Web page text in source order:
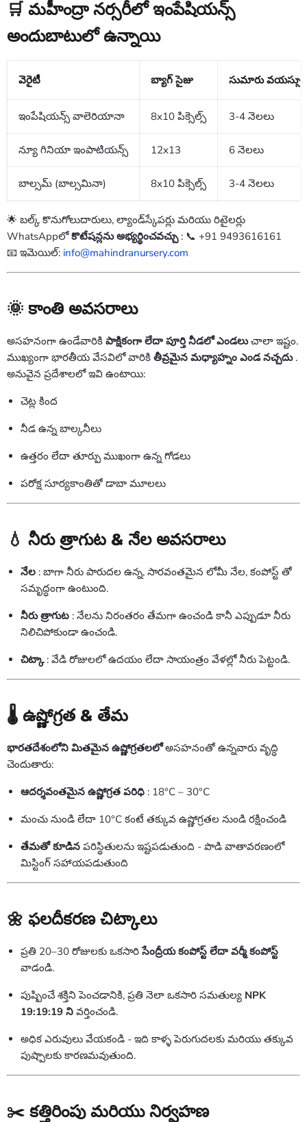
🛒 మహీంద్రా నర్సరీలో ఇంపేషియన్స్
అందుబాటులో ఉన్నాయి
వెరైటీ బ్యాగ్ సైజు సుమారు వయస్సు
ఇంపేషియన్స్ వాలెరియానా 8x10 పిక్సెల్స్ 3-4 నెలలు
న్యూ గినియా ఇంపాటియన్స్ 12x13 6 నెలలు
బాల్సమ్ (బాల్సమినా) 8x10 పిక్సెల్స్ 3-4 నెలలు
🌟 బల్క్ కొనుగోలుదారులు, ల్యాండ్‌స్కేపర్లు మరియు రిటైలర్లు
WhatsAppలోకొటేషన్లను అభ్యర్థించవచ్చు: 📞 +91 9493616161
📧 ఇమెయిల్: info@mahindranursery.com
🌞 కాంతి అవసరాలు
అసహనంగా ఉండేవారికి పాక్షికంగా లేదా పూర్తి నీడలో ఎండలుచాలా ఇష్టం.
ముఖ్యంగా భారతీయ వేసవిలో వారికి తీవ్రమైన మధ్యాహ్నం ఎండ నచ్చదు.
అనువైన ప్రదేశాలలో ఇవి ఉంటాయి:
చెట్ల కింద
నీడ ఉన్న బాల్కనీలు
ఉత్తరం లేదా తూర్పు ముఖంగా ఉన్న గోడలు
పరోక్ష సూర్యకాంతితో డాబా మూలలు
💧 నీరు త్రాగుట & నేల అవసరాలు
నేల : బాగా నీరు పారుదల ఉన్న, సారవంతమైన లోమీ నేల, కంపోస్ట్ తో
సమృద్ధంగా ఉంటుంది.
నీరు త్రాగుట : నేలను నిరంతరం తేమగా ఉంచండి కానీ ఎప్పుడూ నీరు
నిలిచిపోకుండా ఉంచండి.
చిట్కా: వేడి రోజులలో ఉదయం లేదా సాయంత్రం వేళల్లో నీరు పెట్టండి.
🌡️ ఉష్ణోగ్రత & తేమ
భారతదేశంలోని మితమైన ఉష్ణోగ్రతలలోఅసహనంతో ఉన్నవారు వృద్ధి
చెందుతారు:
ఆదర్శవంతమైన ఉష్ణోగ్రత పరిధి : 18°C ​​– 30°C
మంచు నుండి లేదా 10°C కంటే తక్కువ ఉష్ణోగ్రతల నుండి రక్షించండి
తేమతో కూడిన పరిస్థితులను ఇష్టపడుతుంది - పొడి వాతావరణంలో
మిస్టింగ్ సహాయపడుతుంది
🌼 ఫలదీకరణ చిట్కాలు
ప్రతి 20–30 రోజులకు ఒకసారిసేంద్రీయ కంపోస్ట్ లేదా వర్మీ కంపోస్ట్
వాడండి.
పుష్పించే శక్తిని పెంచడానికి, ప్రతి నెలా ఒకసారి సమతుల్య NPK
19:19:19 ని వర్తించండి.
అధిక ఎరువులు వేయకండి - ఇది కాళ్ళ పెరుగుదలకు మరియు తక్కువ
పుష్పాలకు కారణమవుతుంది.
✂️ కత్తిరింపు మరియు నిర్వహణ